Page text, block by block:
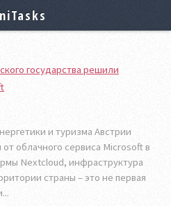
государства решили
и туризма Австрии
облачного сервиса Microsoft в
Nextcloud, инфраструктура
страны – это не первая